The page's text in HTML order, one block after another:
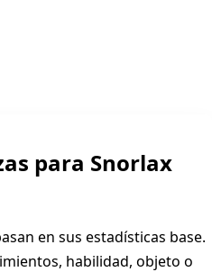
para Snorlax
en sus estadísticas base.
habilidad, objeto o